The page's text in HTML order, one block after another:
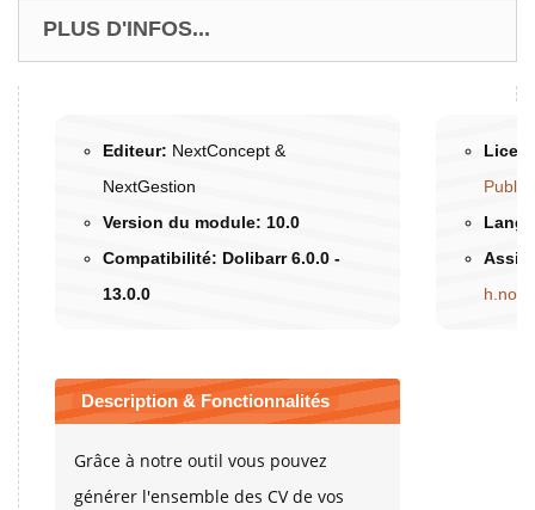
PLUS D'INFOS...
Editeur: NextConcept &
NextGestion
Version du module: 10.0
Compatibilité: Dolibarr 6.0.0 -
13.0.0
Public
Description & Fonctionnalités
Grâce à notre outil vous pouvez
générer l'ensemble des CV de vos